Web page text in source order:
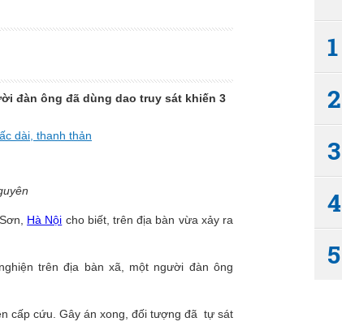
đàn ông đã dùng dao truy sát khiến 3
dài, thanh thản
Hà Nội cho biết, trên địa bàn vừa xảy ra
trên địa bàn xã, một người đàn ông
cấp cứu. Gây án xong, đối tượng đã tự sát
1
2
3
4
5